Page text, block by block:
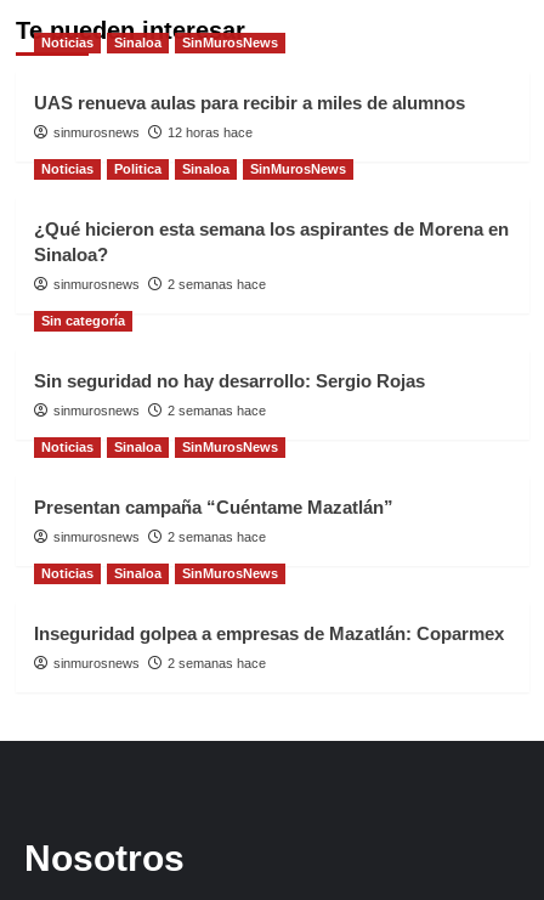
Te pueden interesar
Noticias Sinaloa SinMurosNews
UAS renueva aulas para recibir a miles de alumnos
sinmurosnews 12 horas hace
Noticias Politica Sinaloa SinMurosNews
¿Qué hicieron esta semana los aspirantes de Morena en
Sinaloa?
sinmurosnews 2 semanas hace
Sin categoría
Sin seguridad no hay desarrollo: Sergio Rojas
sinmurosnews 2 semanas hace
Noticias Sinaloa SinMurosNews
Presentan campaña “Cuéntame Mazatlán”
sinmurosnews 2 semanas hace
Noticias Sinaloa SinMurosNews
Inseguridad golpea a empresas de Mazatlán: Coparmex
sinmurosnews 2 semanas hace
Nosotros